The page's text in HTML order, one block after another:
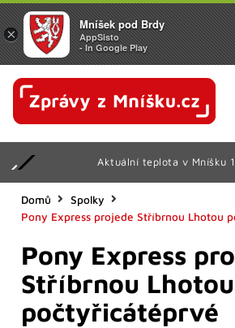
Aktuální teplota v Mníšku
Domů
Spolky
Pony Express projede Stříbrnou Lhotou
Pony Express
Stříbrnou Lhotou
počtyřicátéprvé
×
Mníšek pod Brdy
AppSisto
- In Google Play